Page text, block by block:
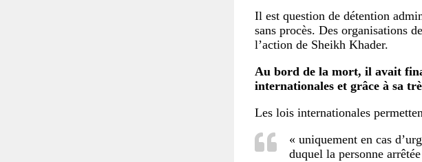
Il est question de détention
sans procès. Des organisations
l’action de Sheikh Khader.
Au bord de la mort, il avait
internationales et grâce à sa
Les lois internationales
« uniquement en cas
duquel la personne